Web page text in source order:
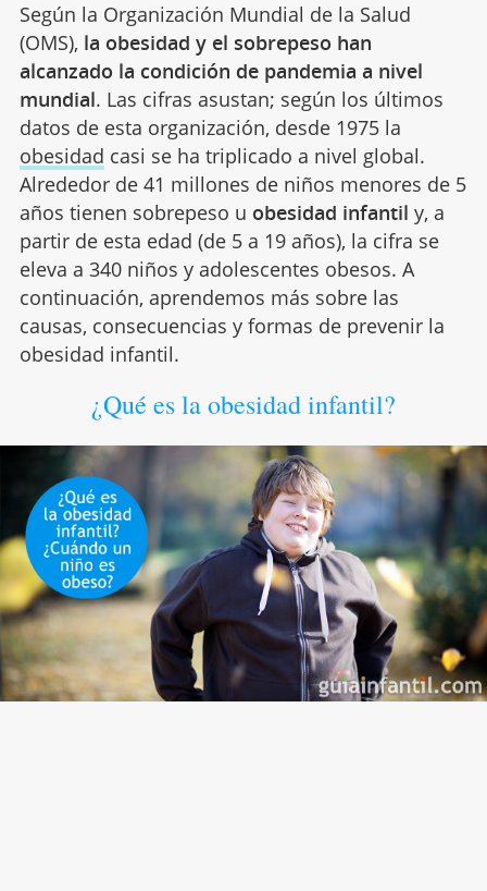
Según la Organización Mundial de la Salud
(OMS), la obesidad y el sobrepeso han
alcanzado la condición de pandemia a nivel
mundial. Las cifras asustan; según los últimos
datos de esta organización, desde 1975 la
obesidad casi se ha triplicado a nivel global.
Alrededor de 41 millones de niños menores de 5
años tienen sobrepeso u obesidad infantil y, a
partir de esta edad (de 5 a 19 años), la cifra se
eleva a 340 niños y adolescentes obesos. A
continuación, aprendemos más sobre las
causas, consecuencias y formas de prevenir la
obesidad infantil.
¿Qué es la obesidad infantil?